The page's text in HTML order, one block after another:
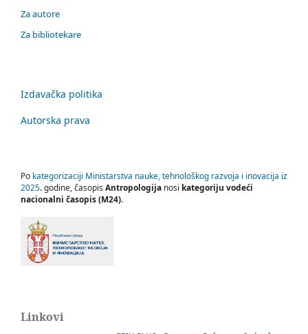
Za autore
Za bibliotekare
Izdavačka politika
Autorska prava
Po kategorizaciji Ministarstva nauke, tehnološkog razvoja i inovacija iz
2025. godine, časopis Antropologija nosi kategoriju vodeći
nacionalni časopis (M24).
Linkovi